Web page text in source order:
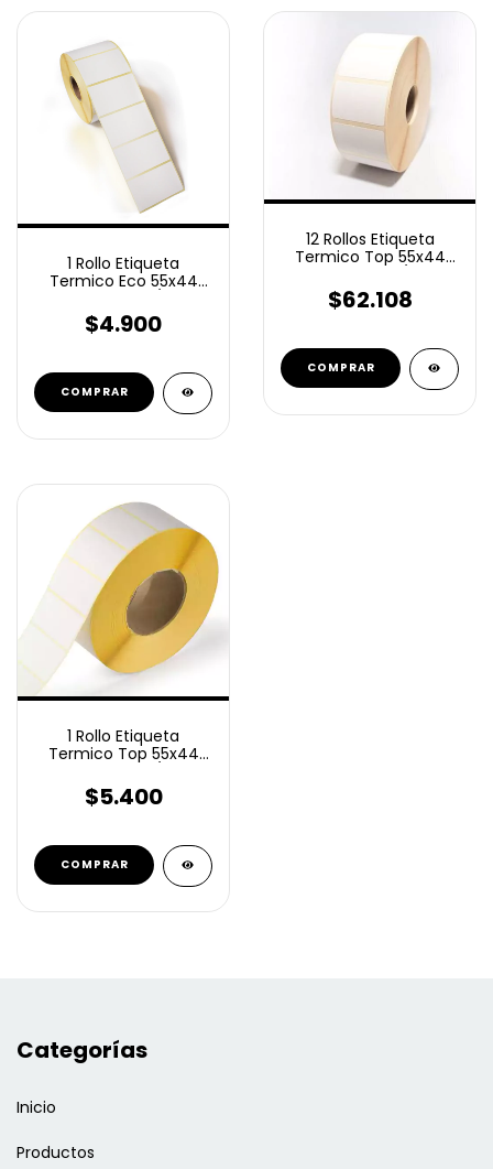
1 Rollo Etiqueta
Termico Eco 55x44
$4.900
12 Rollos Etiqueta
Termico Top 55x44
$62.108
1 Rollo Etiqueta
Termico Top 55x44
$5.400
Categorías
Inicio
Productos